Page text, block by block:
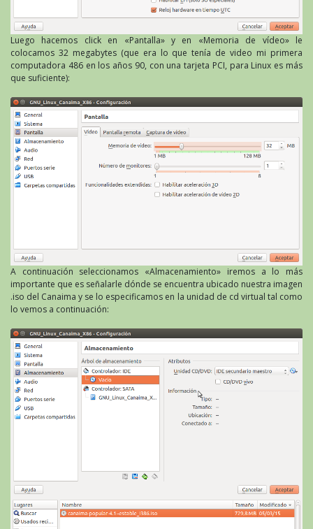
Luego hacemos click en «Pantalla» y en «Memoria de vídeo» le
colocamos 32 megabytes (que era lo que tenía de video mi primera
computadora 486 en los años 90, con una tarjeta PCI, para Linux es más
que suficiente):
A continuación seleccionamos «Almacenamiento» iremos a lo más
importante que es señalarle dónde se encuentra ubicado nuestra imagen
.iso del Canaima y se lo especificamos en la unidad de cd virtual tal como
lo vemos a continuación: